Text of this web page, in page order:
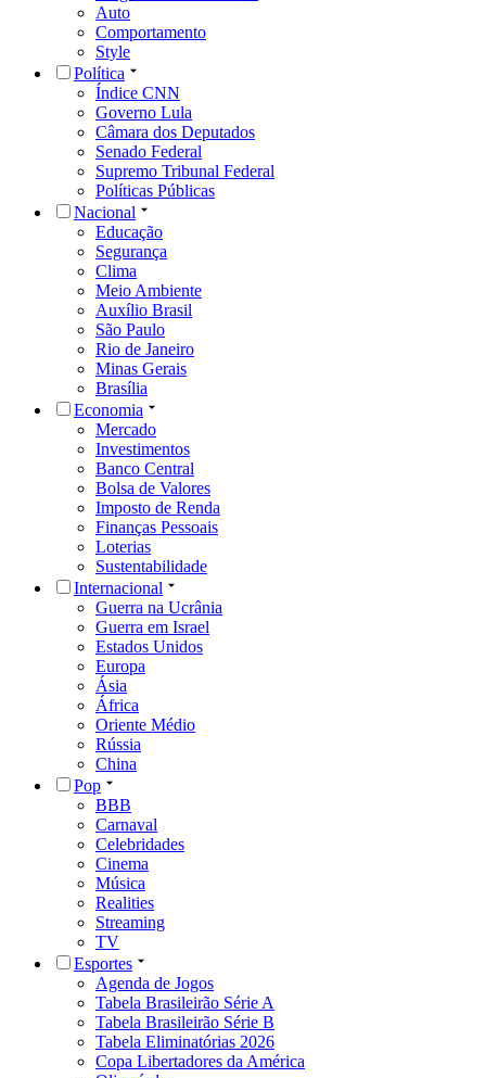
Auto
Comportamento
Style
Política
Índice CNN
Governo Lula
Câmara dos Deputados
Senado Federal
Supremo Tribunal Federal
Políticas Públicas
Nacional
Educação
Segurança
Clima
Meio Ambiente
Auxílio Brasil
São Paulo
Rio de Janeiro
Minas Gerais
Brasília
Economia
Mercado
Investimentos
Banco Central
Bolsa de Valores
Imposto de Renda
Finanças Pessoais
Loterias
Sustentabilidade
Internacional
Guerra na Ucrânia
Guerra em Israel
Estados Unidos
Europa
Ásia
África
Oriente Médio
Rússia
China
Pop
BBB
Carnaval
Celebridades
Cinema
Música
Realities
Streaming
TV
Esportes
Agenda de Jogos
Tabela Brasileirão Série A
Tabela Brasileirão Série B
Tabela Eliminatórias 2026
Copa Libertadores da América